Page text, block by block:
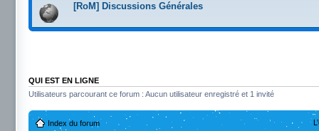
[RoM] Discussions Générales
QUI EST EN LIGNE
Utilisateurs parcourant ce forum : Aucun utilisateur enregistré et 1 invité
Index du forum